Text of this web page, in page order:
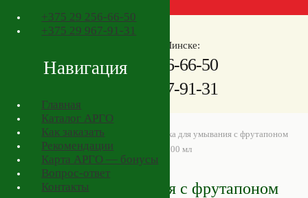
+375 29 256-66-50
+375 29 967-91-31
Навигация
Главная
Каталог АРГО
Как заказать
Рекомендации
Карта АРГО — бонусы
Вопрос-ответ
Контакты
Телефоны в Минске:
+37529 256-66-50
29 967-91-31
АРГО в Минске>Товары АРГО
Пенка для умывания с фрутапоном
грейпфрута, 200 мл
Пенка для умывания с фрутапоном